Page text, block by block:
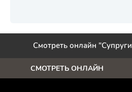
Смотреть онлайн
СМОТРЕТЬ ОНЛАЙН